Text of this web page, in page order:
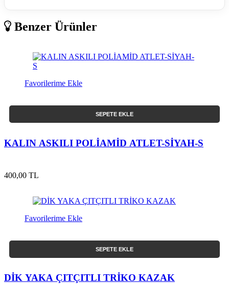
Benzer Ürünler
Favorilerime Ekle
SEPETE EKLE
KALIN ASKILI POLİAMİD ATLET-SİYAH-S
400,00 TL
Favorilerime Ekle
SEPETE EKLE
DİK YAKA ÇITÇITLI TRİKO KAZAK